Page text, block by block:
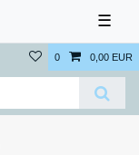
☰
0 0,00 EUR